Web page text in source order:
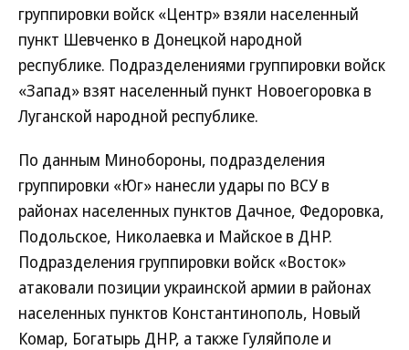
группировки войск «Центр» взяли населенный
пункт Шевченко в Донецкой народной
республике. Подразделениями группировки войск
«Запад» взят населенный пункт Новоегоровка в
Луганской народной республике.
По данным Минобороны, подразделения
группировки «Юг» нанесли удары по ВСУ в
районах населенных пунктов Дачное, Федоровка,
Подольское, Николаевка и Майское в ДНР.
Подразделения группировки войск «Восток»
атаковали позиции украинской армии в районах
населенных пунктов Константинополь, Новый
Комар, Богатырь ДНР, а также Гуляйполе и